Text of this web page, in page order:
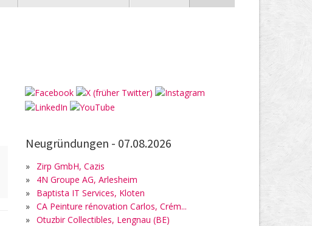
Neugründungen - 07.08.2026
»
Zirp GmbH, Cazis
»
4N Groupe AG, Arlesheim
»
Baptista IT Services, Kloten
» CA Peinture rénovation Carlos, Crém...
» Otuzbir Collectibles, Lengnau (BE)